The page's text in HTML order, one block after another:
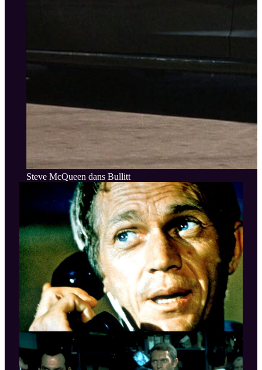
Steve McQueen dans Bullitt